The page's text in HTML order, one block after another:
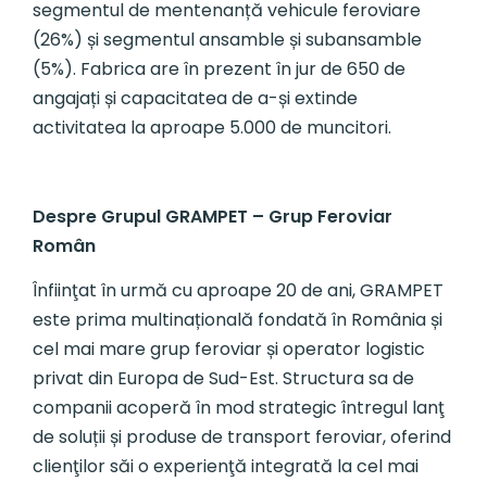
segmentul de mentenanță vehicule feroviare
(26%) și segmentul ansamble și subansamble
(5%). Fabrica are în prezent în jur de 650 de
angajați și capacitatea de a-și extinde
activitatea la aproape 5.000 de muncitori.
Despre Grupul GRAMPET – Grup Feroviar
Român
Înfiinţat în urmă cu aproape 20 de ani, GRAMPET
este prima multinațională fondată în România și
cel mai mare grup feroviar și operator logistic
privat din Europa de Sud-Est. Structura sa de
companii acoperă în mod strategic întregul lanţ
de soluții și produse de transport feroviar, oferind
clienţilor săi o experienţă integrată la cel mai